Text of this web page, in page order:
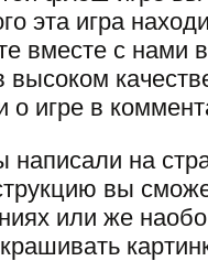
эта игра
вместе с нами
высоком
о игре в
на
вы
или же